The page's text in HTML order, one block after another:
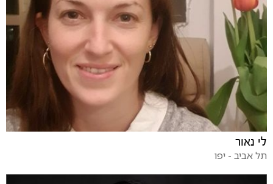
לי נאור
תל אביב - יפו